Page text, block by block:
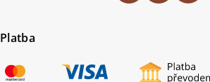
Platba